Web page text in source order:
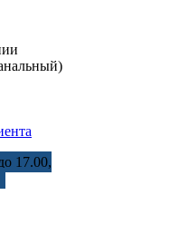
17.00,